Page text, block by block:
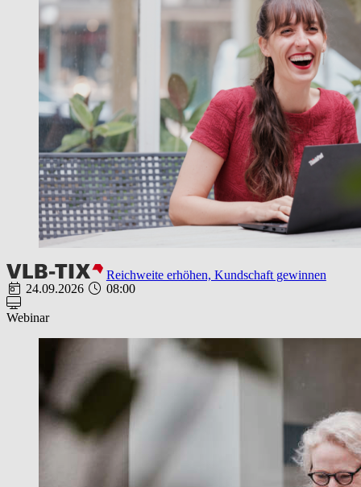
Reichweite erhöhen, Kundschaft gewinnen
24.09.2026
08:00
Webinar